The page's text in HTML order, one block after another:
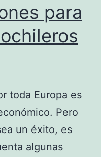
para
toda Europa es
Pero
un éxito, es
algunas